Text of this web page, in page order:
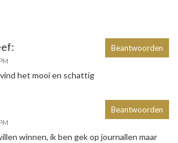
het mooi en schattig
Beantwoorden
winnen, ik ben gek op journallen maar
Beantwoorden